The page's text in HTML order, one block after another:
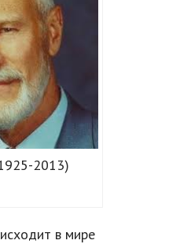
2013)
в мире